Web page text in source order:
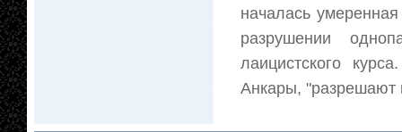
началась
разрушении
лаицистского
Анкары, "разрешают